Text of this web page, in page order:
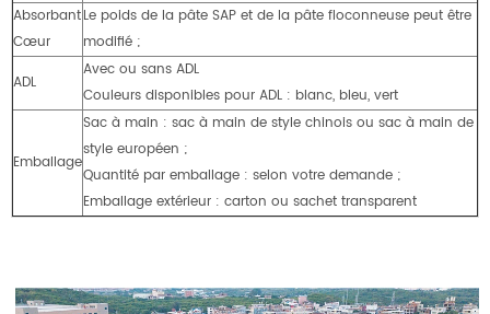
Absorbant
Cœur
Le poids de la pâte SAP et de la pâte floconneuse peut être
modifié ;
ADL
Avec ou sans ADL
Couleurs disponibles pour ADL : blanc, bleu, vert
Emballage
Sac à main : sac à main de style chinois ou sac à main de
style européen ;
Quantité par emballage : selon votre demande ;
Emballage extérieur : carton ou sachet transparent